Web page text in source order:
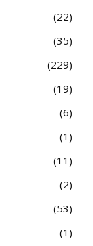
22
35
229
19
6
1
11
2
53
1